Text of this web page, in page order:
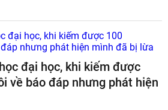
đại học, khi kiếm được
về báo đáp nhưng phát hiện